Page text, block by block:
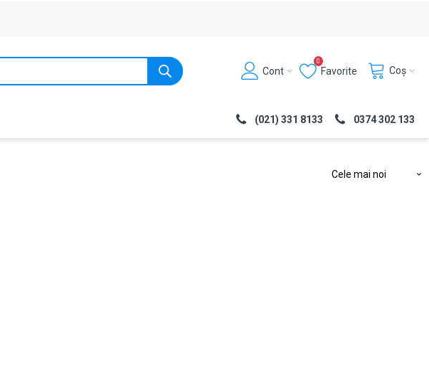
Cont
0
Favorite Coș
(021) 331 8133 0374 302 133